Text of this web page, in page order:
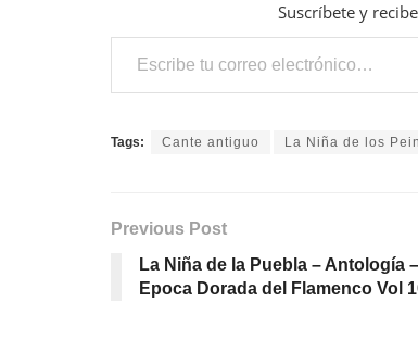
Suscríbete y
Escribe tu correo electrónico…
Tags: Cante antiguo La Niña de los
Previous Post
La Niña de la Puebla – Antología
Epoca Dorada del Flamenco Vol